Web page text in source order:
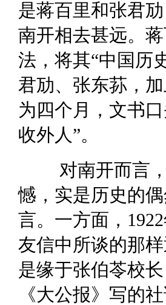
是蒋百里和张君
南开相去甚远。
法，将其“中国历
君劢、张东荪，
为四个月，文书
收外人”。
对南开而言
憾，实是历史的
言。一方面，
友信中所谈的那
是缘于张伯苓校
《大公报》写的